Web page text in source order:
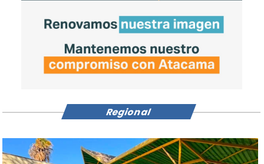
Regional